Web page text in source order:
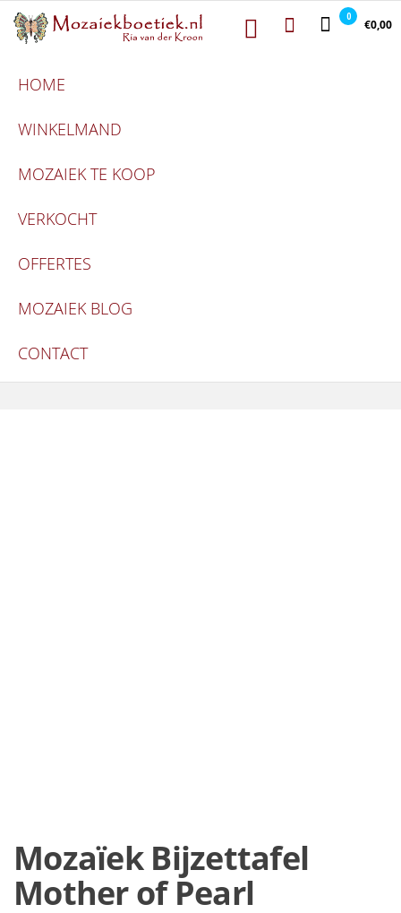
Ga naar de inhoud 0
€0,00
HOME
WINKELMAND
MOZAIEK TE KOOP
VERKOCHT
OFFERTES
MOZAIEK BLOG
CONTACT
Mozaïek Bijzettafel
Mother of Pearl